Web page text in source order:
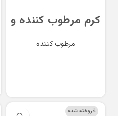
کرم مرطوب کننده و
ضدچروک داینستی
بیوتی اف جوسان
مرطوب کننده
فروخته شده